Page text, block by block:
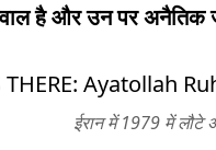
है और उन पर अनैतिक
ईरान में 1979 में लौटे